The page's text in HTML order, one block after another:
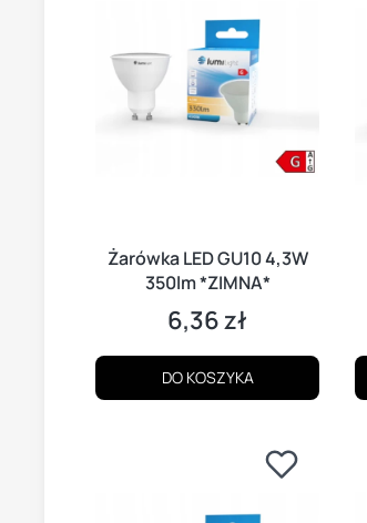
Żarówka LED GU10 4,3W
350lm *ZIMNA*
Cena
6,36 zł
DO KOSZYKA